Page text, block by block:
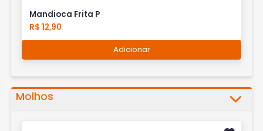
Mandioca Frita P
R$ 12,90
Adicionar
Molhos